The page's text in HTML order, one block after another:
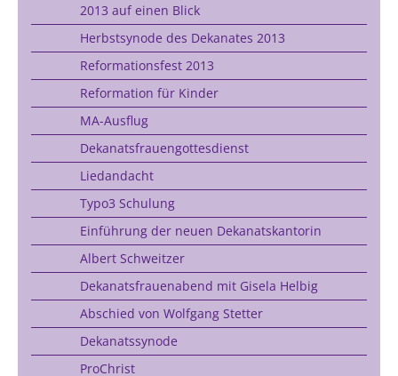
2013 auf einen Blick
Herbstsynode des Dekanates 2013
Reformationsfest 2013
Reformation für Kinder
MA-Ausflug
Dekanatsfrauengottesdienst
Liedandacht
Typo3 Schulung
Einführung der neuen Dekanatskantorin
Albert Schweitzer
Dekanatsfrauenabend mit Gisela Helbig
Abschied von Wolfgang Stetter
Dekanatssynode
ProChrist